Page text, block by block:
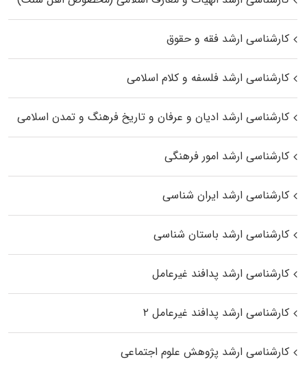
کارشناسی ارشد فقه و حقوق
کارشناسی ارشد فلسفه و کلام اسلامی
کارشناسی ارشد ادیان و عرفان و تاریخ فرهنگ و تمدن اسلامی
کارشناسی ارشد امور فرهنگی
کارشناسی ارشد ایران شناسی
کارشناسی ارشد باستان شناسی
کارشناسی ارشد پدافند غیرعامل
کارشناسی ارشد پدافند غیرعامل ۲
کارشناسی ارشد پژوهش علوم اجتماعی